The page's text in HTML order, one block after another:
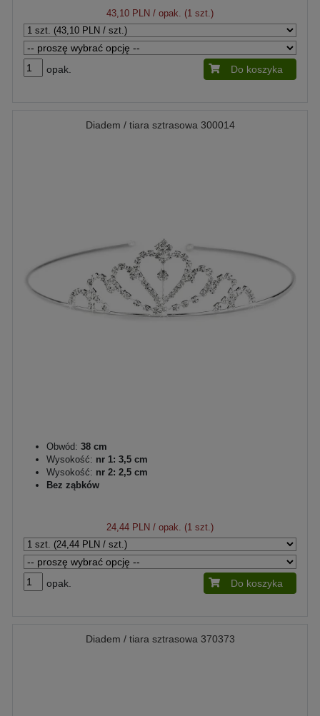
43,10 PLN / opak. (1 szt.)
opak. Do koszyka
Diadem / tiara sztrasowa 300014
Obwód: 38 cm
Wysokość: nr 1: 3,5 cm
Wysokość: nr 2: 2,5 cm
Bez ząbków
24,44 PLN / opak. (1 szt.)
opak. Do koszyka
Diadem / tiara sztrasowa 370373